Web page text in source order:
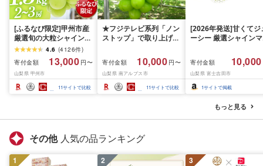
[ふるなび限定]甲州市産
厳選旬の大粒シャインマ
スカット 約1.3kg 2〜3
房[2026年発送]
(MG)B12-472 FN-
Limited-VO シャインマ
スカット フルーツ
4.6 (4126件)
寄付金額
13,000 円〜
山梨県 甲州市
11サイトで比較
★フジテレビ系列「ノン
ストップ」で取り上げら
先行予約]南アルプス市
産シャインマスカット
1.2kg以上(2〜3房)ふる
さと納税 おすすめ 山梨
県 南アルプス市 送料無
寄付金額 10,000 円〜
山梨県 南アルプス市
11サイトで比較
[2026年発送]甘くてジ
ーシー 厳選シャインマ
月前半(1〜15日)から
月下旬までの発送) フ
ーツ ぶどう 果物 山梨
産 2026 旬 大粒 高級
寄付金額 10,000
山梨県 富士吉田市
1サイトで掲載
もっと見る
その他 人気の品ランキング
1 2 3